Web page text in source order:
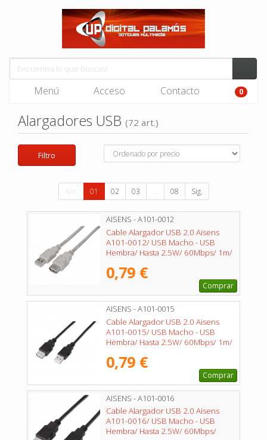
Menú Acceso Contacto 0
Alargadores USB (72 art.)
Filtro
Ant. 01 02 03 ... 08 Sig.
AISENS - A101-0012
Cable Alargador USB 2.0 Aisens
A101-0012/ USB Macho - USB
Hembra/ Hasta 2.5W/ 60Mbps/ 1m/
0,79 €
Comprar
AISENS - A101-0015
Cable Alargador USB 2.0 Aisens
A101-0015/ USB Macho - USB
Hembra/ Hasta 2.5W/ 60Mbps/ 1m/
0,79 €
Comprar
AISENS - A101-0016
Cable Alargador USB 2.0 Aisens
A101-0016/ USB Macho - USB
Hembra/ Hasta 2.5W/ 60Mbps/